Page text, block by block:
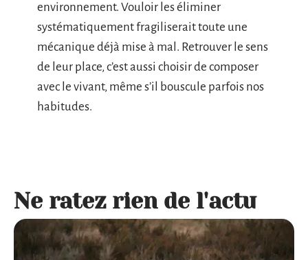
environnement. Vouloir les éliminer
systématiquement fragiliserait toute une
mécanique déjà mise à mal. Retrouver le sens
de leur place, c’est aussi choisir de composer
avec le vivant, même s’il bouscule parfois nos
habitudes.
Ne ratez rien de l'actu